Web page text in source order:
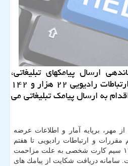
ارسال پیامكهای تبلیغاتی،
سازمان تنظیم مقررات و ارتباطات رادیویی ۲۲ هزار و ۱۴۲
به ارسال پیامك تبلیغاتی می
از مهر، برپایه آمار و اطلاعات عرضه
و ارتباطات رادیویی تا هفتم
آبان ماه جاری، ۲۲ هزار و ۱۴۲ سیم كارت شخصی به علت مزاحمت
سامانه دریافت شكایت از پیامك های